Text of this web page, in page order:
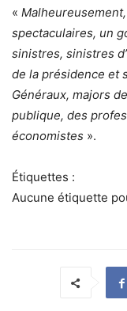
«
spectaculaires, un
sinistres, sinistres
de la présidence et
Généraux, majors
publique, des
économistes ».
Étiquettes :
Aucune étiquette